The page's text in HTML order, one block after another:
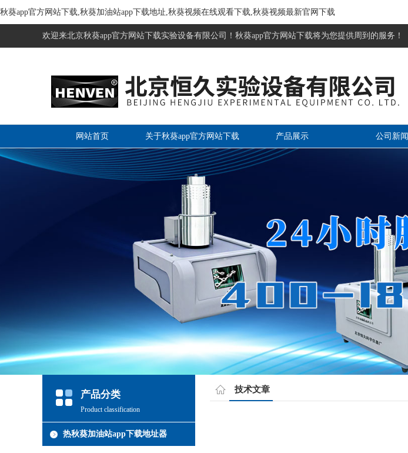
秋葵app官方网站下载,秋葵加油站app下载地址,秋葵视频在线观看下载,秋葵视频最新官网下载
欢迎来北京秋葵app官方网站下载实验设备有限公司！秋葵app官方网站下载将为您提供周到的服务！
网站首页 关于秋葵app官方网站下载 产品展示 公司新闻
产品分类
Product classification
热秋葵加油站app下载地址器
技术文章